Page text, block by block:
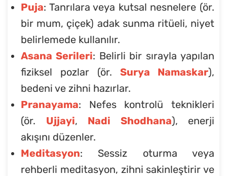
Puja: Tanrılara veya kutsal nesnelere (ör.
bir mum, çiçek) adak sunma ritüeli, niyet
belirlemede kullanılır.
Asana Serileri: Belirli bir sırayla yapılan
fiziksel pozlar (ör. Surya Namaskar),
bedeni ve zihni hazırlar.
Pranayama: Nefes kontrolü teknikleri
(ör. Ujjayi, Nadi Shodhana), enerji
akışını düzenler.
Meditasyon: Sessiz oturma veya
rehberli meditasyon, zihni sakinleştirir ve